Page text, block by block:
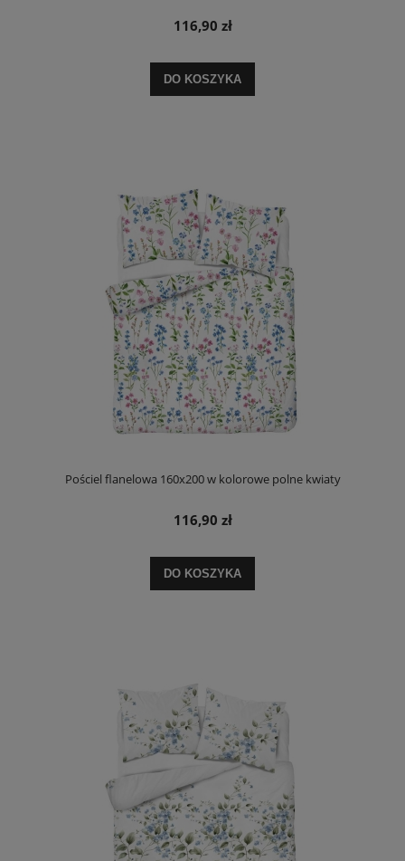
116,90 zł
DO KOSZYKA
Pościel flanelowa 160x200 w kolorowe polne kwiaty
116,90 zł
DO KOSZYKA